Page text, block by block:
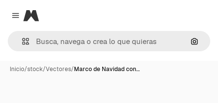
Close menu
Magnific
Inicio/stock/Vectores/Marco de Navidad con…